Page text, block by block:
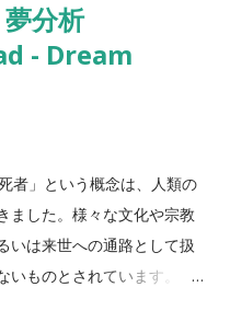
ムシは、強さや勇気を象徴
降臨」に登場する神々の
いました。また、日本の
て親しまれています。 バッ
沌を表すことがあります。
かが予測不可能で不安定な
とがあります。 カマキリ
さを表すことがあります。
自分自身が困難な状況に直
夢分析
- Dream
者」という概念は、人類の
ました。様々な文化や宗教
いは来世への通路として扱
いものとされています。 ま